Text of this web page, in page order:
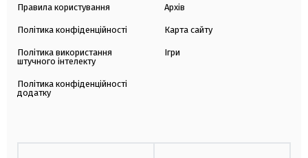
Правила користування
Політика конфіденційності
Політика використання
штучного інтелекту
Політика конфіденційності
додатку
Архів
Карта сайту
Ігри